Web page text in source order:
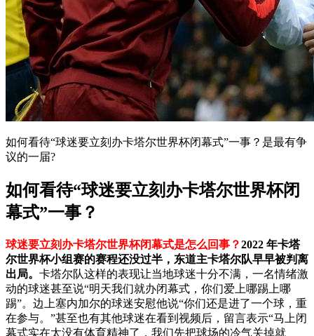
如何看待“球迷要立刻办卡塔尔世界杯闭幕式”一事？是最有争
议的一届?
如何看待“球迷要立刻办卡塔尔世界杯闭
幕式”一事？
球迷要立刻办卡塔尔世界杯闭幕式是怎么回事？2022 年卡塔
尔世界杯小组赛的赛程还没过半，东道主卡塔尔队早早被判离
出局。 卡塔尔队这样的表现让当地球迷十分不满，一名情绪激
动的球迷甚至说“明天我们就办闭幕式，你们爱上哪踢上哪
踢”。边上塞内加尔的球迷安慰他说“你们还是进了一个球，重
在参与。”甚至也有其他球迷在看到视频后，留言表示“马上闭
幕式实在太没有体育精神了，我们先把球场的冷气关掉就